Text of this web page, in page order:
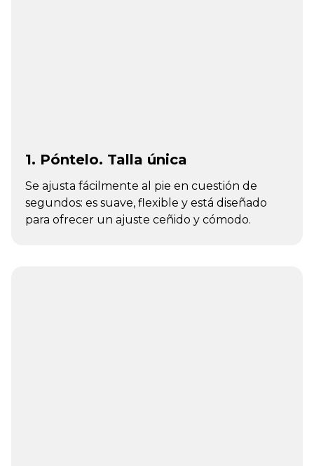
1. Póntelo. Talla única
Se ajusta fácilmente al pie en cuestión de
segundos: es suave, flexible y está diseñado
para ofrecer un ajuste ceñido y cómodo.